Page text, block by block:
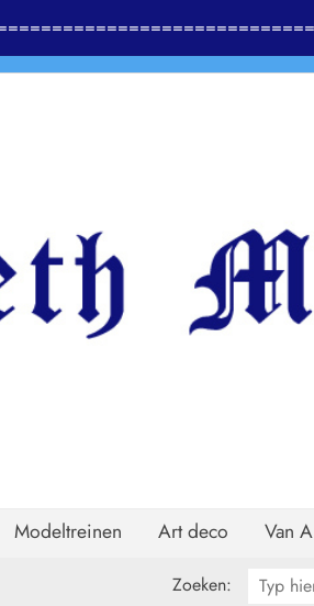
Modeltreinen Art deco Van
Zoeken: